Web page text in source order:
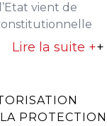
vient de
Lire la suite ++
PROTECTION